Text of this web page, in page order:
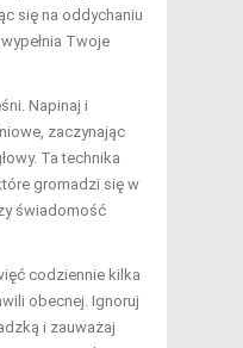
się na oddychaniu
Twoje
Napinaj i
zaczynając
Ta technika
gromadzi się w
świadomość
codziennie kilka
obecnej. Ignoruj
i zauważaj